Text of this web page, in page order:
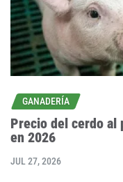
GANADERÍA
Precio del cerdo al
en 2026
JUL 27, 2026